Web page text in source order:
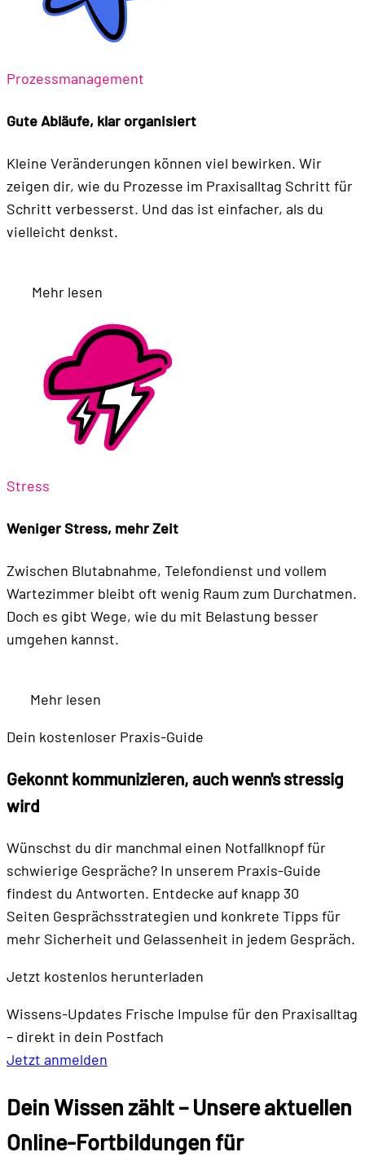
Prozessmanagement
Gute Abläufe, klar organisiert
Kleine Veränderungen können viel bewirken. Wir
zeigen dir, wie du Prozesse im Praxisalltag Schritt für
Schritt verbesserst. Und das ist einfacher, als du
vielleicht denkst.
Mehr lesen
Stress
Weniger Stress, mehr Zeit
Zwischen Blutabnahme, Telefondienst und vollem
Wartezimmer bleibt oft wenig Raum zum Durchatmen.
Doch es gibt Wege, wie du mit Belastung besser
umgehen kannst.
Mehr lesen
Dein kostenloser Praxis-Guide
Gekonnt kommunizieren, auch wenn's stressig
wird
Wünschst du dir manchmal einen Notfallknopf für
schwierige Gespräche? In unserem Praxis-Guide
findest du Antworten. Entdecke auf knapp 30
Seiten Gesprächsstrategien und konkrete Tipps für
mehr Sicherheit und Gelassenheit in jedem Gespräch.
Jetzt kostenlos herunterladen
Wissens-Updates Frische Impulse für den Praxisalltag
– direkt in dein Postfach
Jetzt anmelden
Dein Wissen zählt – Unsere aktuellen
Online-Fortbildungen für